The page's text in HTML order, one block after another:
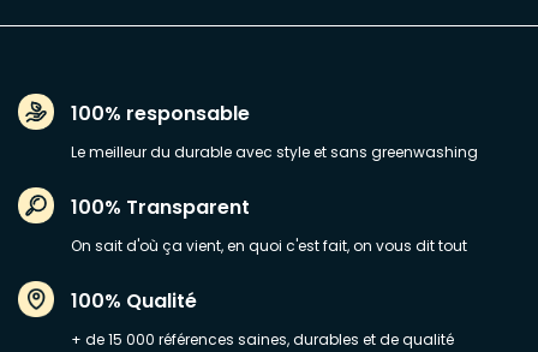
100% responsable
Le meilleur du durable avec style et sans greenwashing
100% Transparent
On sait d'où ça vient, en quoi c'est fait, on vous dit tout
100% Qualité
+ de 15 000 références saines, durables et de qualité